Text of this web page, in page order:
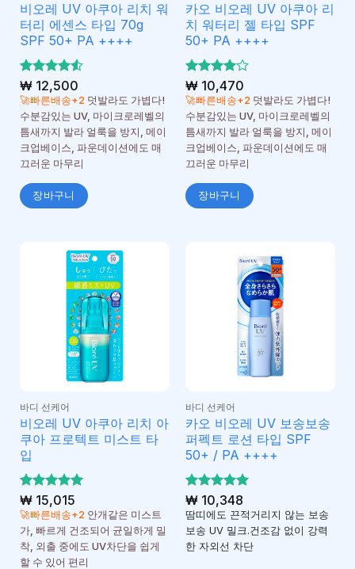
비오레 UV 아쿠아 리치 워
터리 에센스 타입 70g
SPF 50+ PA ++++
5 중에서
4.5로 평
가됨
₩12,500
🚀빠른배송+2덧발라도 가볍다!
수분감있는 UV, 마이크로레벨의
틈새까지 발라 얼룩을 방지, 메이
크업베이스, 파운데이션에도 매
끄러운 마무리
장바구니
카오 비오레 UV 아쿠아 리
치 워터리 젤 타입 SPF
50+ PA ++++
5 중에서
4로 평
가됨
₩10,470
🚀빠른배송+2덧발라도 가볍다!
수분감있는 UV, 마이크로레벨의
틈새까지 발라 얼룩을 방지, 메이
크업베이스, 파운데이션에도 매
끄러운 마무리
장바구니
바디 선케어
비오레 UV 아쿠아 리치 아
쿠아 프로텍트 미스트 타
입
5 중에서
5로 평가
됨
₩15,015
🚀빠른배송+2 안개같은 미스트
가, 빠르게 건조되어 균일하게 밀
착, 외출 중에도 UV차단을 쉽게
할 수 있어 편리
바디 선케어
카오 비오레 UV 보송보송
퍼펙트 로션 타입 SPF
50+ / PA ++++
5 중에서
5로 평가
됨
₩10,348
땀띠에도 끈적거리지 않는 보송
보송 UV 밀크.건조감 없이 강력
한 자외선 차단